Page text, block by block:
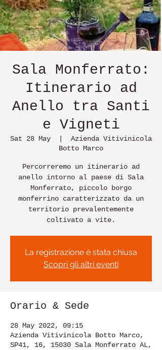
Sala Monferrato:
Itinerario ad
Anello tra Santi
e Vigneti
Sat 28 May
Azienda Vitivinicola
Botto Marco
Percorreremo un itinerario ad
anello intorno al paese di Sala
Monferrato, piccolo borgo
monferrino caratterizzato da un
territorio prevalentemente
coltivato a vite.
La registrazione è stata chiusa
Scopri gli altri eventi
Orario & Sede
28 May 2022, 09:15
Azienda Vitivinicola Botto Marco,
SP41, 16, 15030 Sala Monferrato AL,